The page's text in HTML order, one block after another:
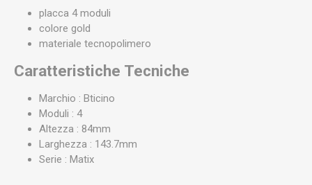
placca 4 moduli
colore gold
materiale tecnopolimero
Caratteristiche Tecniche
Marchio : Bticino
Moduli : 4
Altezza : 84mm
Larghezza : 143.7mm
Serie : Matix